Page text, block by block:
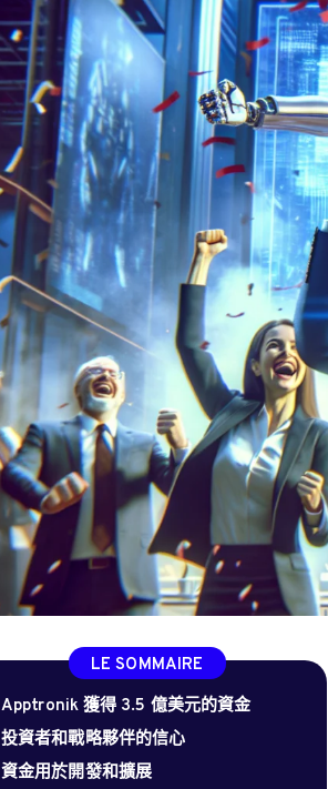
LE SOMMAIRE
Apptronik 獲得 3.5 億美元的資金
投資者和戰略夥伴的信心
資金用於開發和擴展